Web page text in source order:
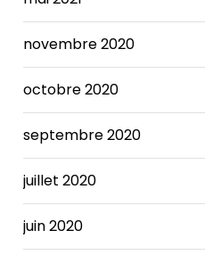
novembre 2020
octobre 2020
septembre 2020
juillet 2020
juin 2020
combination
service
changes
and
reductions,
employee